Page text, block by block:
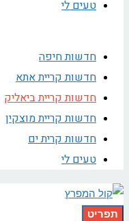
טעים לי
חדשות חיפה
חדשות קריית אתא
חדשות קריית ביאליק
חדשות קריית מוצקין
חדשות קרית ים
טעים לי
תפריט